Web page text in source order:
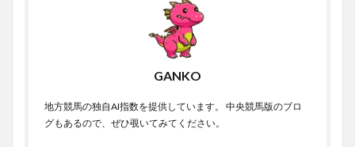
GANKO
地方競馬の独自AI指数を提供しています。 中央競馬版のブロ
グもあるので、ぜひ覗いてみてください。